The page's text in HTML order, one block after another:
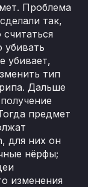
Проблема
так,
убивать
убивает,
тип
Дальше
предмет
для них он
нёрфы;
изменения